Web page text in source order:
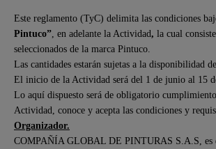
Este reglamento (TyC) delimita las condiciones
Pintuco” , en adelante la Actividad, la cual
seleccionados de la marca Pintuco.
Las cantidades estarán sujetas a la disponibilidad
El inicio de la Actividad será del 1 de junio al 15
Lo aquí dispuesto será de obligatorio
Actividad, conoce y acepta las condiciones y
Organizador.
COMPAÑÍA GLOBAL DE PINTURAS S.A.S, es